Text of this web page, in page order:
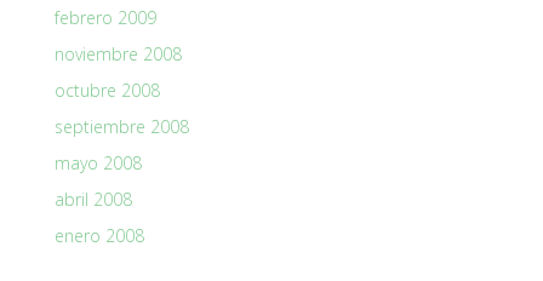
febrero 2009
noviembre 2008
octubre 2008
septiembre 2008
mayo 2008
abril 2008
enero 2008